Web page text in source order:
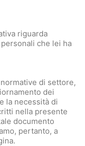
riguarda
che lei ha
di settore,
dei
la necessità di
nella presente
documento
pertanto, a